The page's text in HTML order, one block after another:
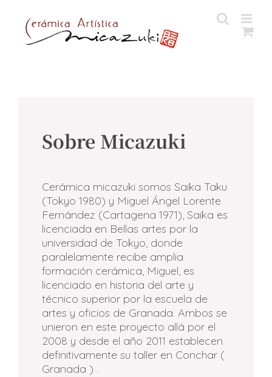
contenido
Sobre Micazuki
Cerámica micazuki somos Saika Taku
(Tokyo 1980) y Miguel Ángel Lorente
Fernández (Cartagena 1971), Saika es
licenciada en Bellas artes por la
universidad de Tokyo, donde
paralelamente recibe amplia
formación cerámica, Miguel, es
licenciado en historia del arte y
técnico superior por la escuela de
artes y oficios de Granada. Ambos se
unieron en este proyecto allá por el
2008 y desde el año 2011 establecen
definitivamente su taller en Conchar (
Granada ) .